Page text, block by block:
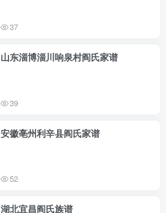
37
山东淄博淄川响泉村阎氏家谱
39
安徽亳州利辛县阎氏家谱
52
湖北宜昌阎氏族谱